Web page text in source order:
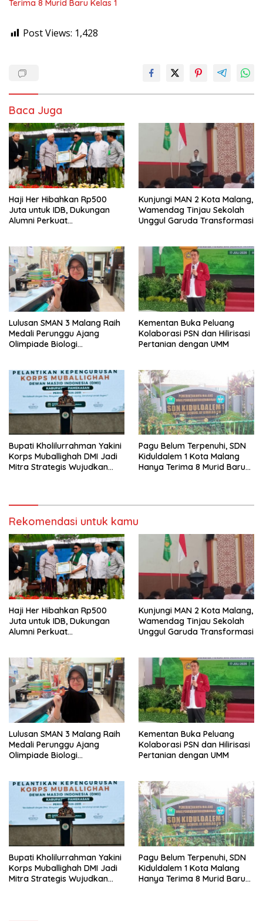
Terima 8 Murid Baru Kelas 1
Post Views: 1,428
Baca Juga
Haji Her Hibahkan Rp500
Juta untuk IDB, Dukungan
Alumni Perkuat
Kunjungi MAN 2 Kota Malang,
Wamendag Tinjau Sekolah
Unggul Garuda Transformasi
Lulusan SMAN 3 Malang Raih
Medali Perunggu Ajang
Olimpiade Biologi
Kementan Buka Peluang
Kolaborasi PSN dan Hilirisasi
Pertanian dengan UMM
Bupati Kholilurrahman Yakini
Korps Muballighah DMI Jadi
Mitra Strategis Wujudkan
Pagu Belum Terpenuhi, SDN
Kiduldalem 1 Kota Malang
Hanya Terima 8 Murid Baru
Rekomendasi untuk kamu
Haji Her Hibahkan Rp500
Juta untuk IDB, Dukungan
Alumni Perkuat
Kunjungi MAN 2 Kota Malang,
Wamendag Tinjau Sekolah
Unggul Garuda Transformasi
Lulusan SMAN 3 Malang Raih
Medali Perunggu Ajang
Olimpiade Biologi
Kementan Buka Peluang
Kolaborasi PSN dan Hilirisasi
Pertanian dengan UMM
Bupati Kholilurrahman Yakini
Korps Muballighah DMI Jadi
Mitra Strategis Wujudkan
Pagu Belum Terpenuhi, SDN
Kiduldalem 1 Kota Malang
Hanya Terima 8 Murid Baru